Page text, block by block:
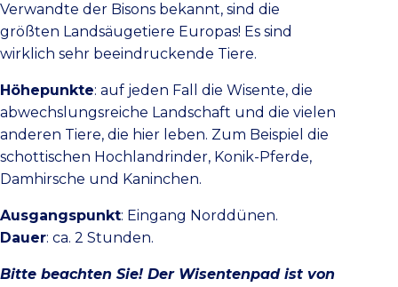
Verwandte der Bisons bekannt, sind die
größten Landsäugetiere Europas! Es sind
wirklich sehr beeindruckende Tiere.
Höhepunkte: auf jeden Fall die Wisente, die
abwechslungsreiche Landschaft und die vielen
anderen Tiere, die hier leben. Zum Beispiel die
schottischen Hochlandrinder, Konik-Pferde,
Damhirsche und Kaninchen.
Ausgangspunkt: Eingang Norddünen.
Dauer: ca. 2 Stunden.
Bitte beachten Sie! Der Wisentenpad ist von